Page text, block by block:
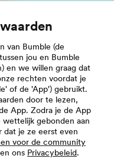
van Bumble (de
jou en Bumble
en we willen graag dat
rechten voordat je
of de 'App') gebruikt.
door te lezen,
App. Zodra je de App
gebonden aan
dat je ze eerst even
voor de community
ons Privacybeleid.